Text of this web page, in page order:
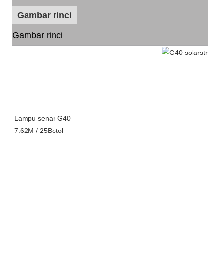
Gambar rinci
Gambar rinci
Lampu senar G40
7.62M / 25Botol